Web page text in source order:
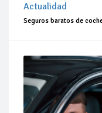
Actualidad
Seguros baratos de